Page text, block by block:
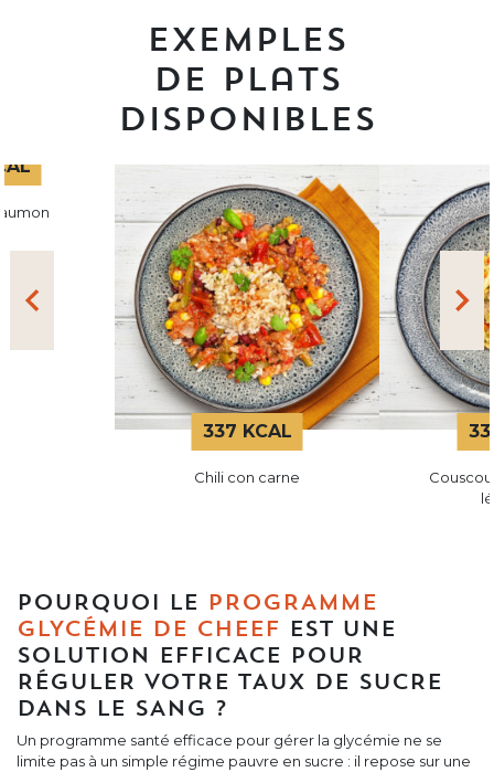
Exemples
de plats
disponibles
337 KCAL
Chili con carne
POURQUOI LE PROGRAMME
GLYCÉMIE DE CHEEF EST UNE
SOLUTION EFFICACE POUR
RÉGULER VOTRE TAUX DE SUCRE
DANS LE SANG ?
Un programme santé efficace pour gérer la glycémie ne se
limite pas à un simple régime pauvre en sucre : il repose sur une